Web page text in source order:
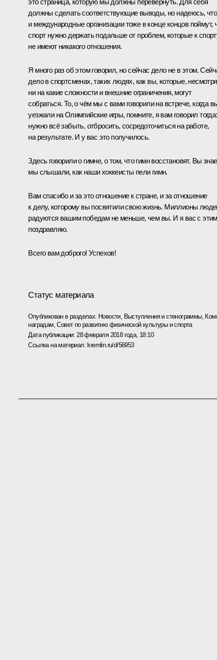
должны сделать соответствующие выводы, но надеюсь, что
и международные организации тоже в конце концов поймут,
спорт нужно держать подальше от проблем, которые к
не имеют никакого отношения.
Я много раз об этом говорил, но сейчас дело не в этом.
дело в спортсменах, таких людях, как вы, которые, несмотря
ни на какие сложности и внешние ограничения, могут
собраться. То, о чём мы с вами говорили на встрече, когда
уезжали на Олимпийские игры, помните, я вам говорил тогда:
нужно всё забыть, отбросить, сосредоточиться на работе,
на результате. И у вас это получилось.
Здесь говорили о гимне, о том, что гимн восстановят. Вы
мы слышали, как наши хоккеисты пели гимн.
Вам спасибо и за это отношение к стране, и за отношение
к делу, которому вы посвятили свою жизнь. Миллионы
радуются вашим победам не меньше, чем вы. И я вас с этим
поздравляю.
Всего вам доброго! Успехов!
Статус материала
Опубликован в разделах: Новости, Выступления и стенограммы,
наградам ,Совет по развитию физической культуры и спорта
Дата публикации: 28 февраля 2018 года, 18:10
Ссылка на материал: kremlin.ru/d/56953